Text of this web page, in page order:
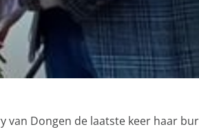
van Dongen de laatste keer haar